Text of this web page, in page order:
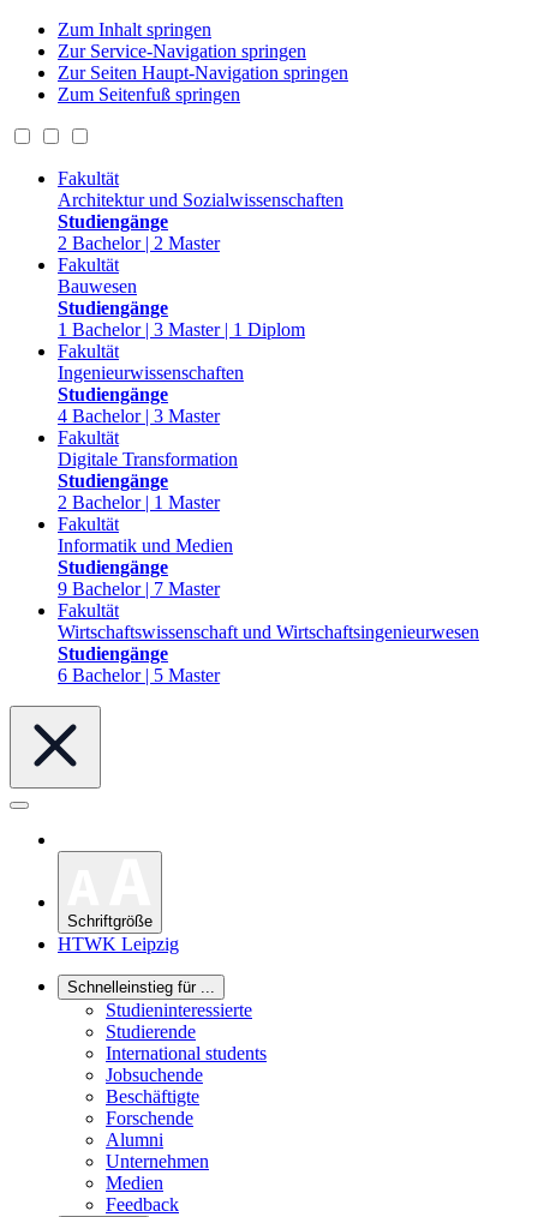
Zum Inhalt springen
Zur Service-Navigation springen
Zur Seiten Haupt-Navigation springen
Zum Seitenfuß springen
Fakultät
Architektur und Sozialwissenschaften
Studiengänge
2 Bachelor | 2 Master
Fakultät
Bauwesen
Studiengänge
1 Bachelor | 3 Master | 1 Diplom
Fakultät
Ingenieurwissenschaften
Studiengänge
4 Bachelor | 3 Master
Fakultät
Digitale Transformation
Studiengänge
2 Bachelor | 1 Master
Fakultät
Informatik und Medien
Studiengänge
9 Bachelor | 7 Master
Fakultät
Wirtschaftswissenschaft und Wirtschaftsingenieurwesen
Studiengänge
6 Bachelor | 5 Master
Schriftgröße
HTWK Leipzig
Schnelleinstieg für ...
Studieninteressierte
Studierende
International students
Jobsuchende
Beschäftigte
Forschende
Alumni
Unternehmen
Medien
Feedback